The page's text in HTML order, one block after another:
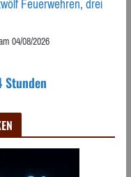
04/08/2026
Stunden